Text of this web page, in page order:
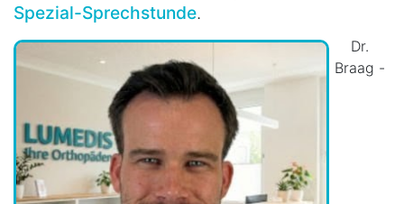
Spezial-Sprechstunde.
Dr.
Braag -